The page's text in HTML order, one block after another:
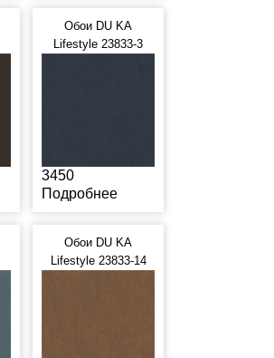
Обои DU KA
Lifestyle 23833-3
3450
Подробнее
Обои DU KA
Lifestyle 23833-14